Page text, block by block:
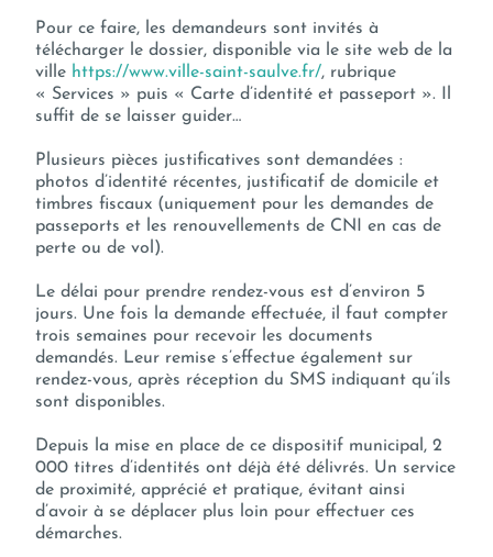
Pour ce faire, les demandeurs sont invités à
télécharger le dossier, disponible via le site web de la
ville https://www.ville-saint-saulve.fr/, rubrique
« Services » puis « Carte d’identité et passeport ». Il
suffit de se laisser guider…
Plusieurs pièces justificatives sont demandées :
photos d’identité récentes, justificatif de domicile et
timbres fiscaux (uniquement pour les demandes de
passeports et les renouvellements de CNI en cas de
perte ou de vol).
Le délai pour prendre rendez-vous est d’environ 5
jours. Une fois la demande effectuée, il faut compter
trois semaines pour recevoir les documents
demandés. Leur remise s’effectue également sur
rendez-vous, après réception du SMS indiquant qu’ils
sont disponibles.
Depuis la mise en place de ce dispositif municipal, 2
000 titres d’identités ont déjà été délivrés. Un service
de proximité, apprécié et pratique, évitant ainsi
d’avoir à se déplacer plus loin pour effectuer ces
démarches.